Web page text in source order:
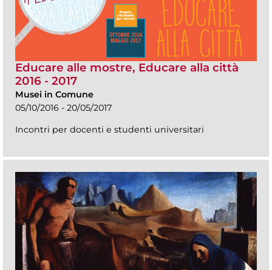
Educare alle mostre, Educare alla città
2016 - 2017
Musei in Comune
05/10/2016 - 20/05/2017
Incontri per docenti e studenti universitari